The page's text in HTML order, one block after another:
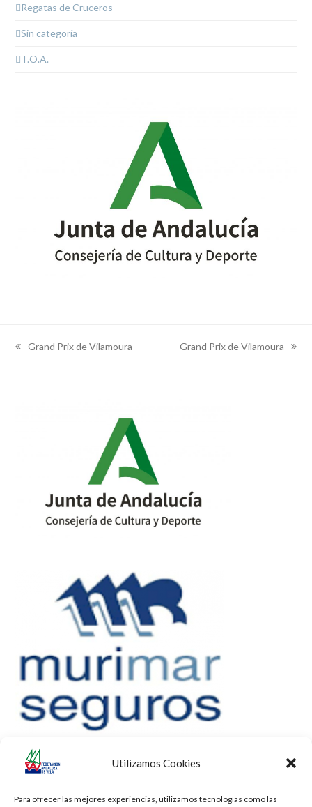
Utilizamos Cookies
Para ofrecer las mejores experiencias, utilizamos tecnologías como las
Regatas de Cruceros
Sin categoría
T.O.A.
previous
Grand Prix de Vilamoura
next
Grand Prix de Vilamoura